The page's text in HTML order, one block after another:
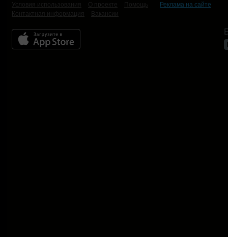
Условия использования
О проекте Помощь
Реклама на сайте
Контактная информация
Вакансии